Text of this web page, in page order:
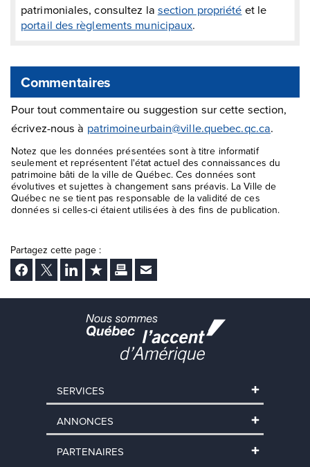
patrimoniales, consultez la section propriété et le
portail des règlements municipaux.
Commentaires
Pour tout commentaire ou suggestion sur cette section,
écrivez-nous à patrimoineurbain@ville.quebec.qc.ca.
Notez que les données présentées sont à titre informatif
seulement et représentent l'état actuel des connaissances du
patrimoine bâti de la ville de Québec. Ces données sont
évolutives et sujettes à changement sans préavis. La Ville de
Québec ne se tient pas responsable de la validité de ces
données si celles-ci étaient utilisées à des fins de publication.
Partagez cette page :
Facebook
Twitter LinkedInAjouter aux favoris
ImprimerEnvoyer Ã un ami
SERVICES
ANNONCES
PARTENAIRES